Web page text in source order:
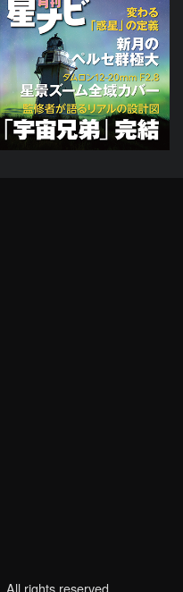
. All rights reserved.